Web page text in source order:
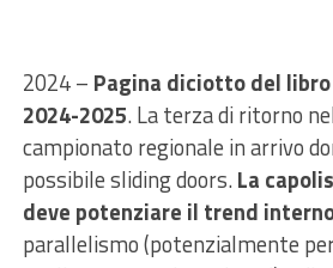
2024 – Pagina diciotto del
2024-2025. La terza di ritorno
campionato regionale in arrivo
possibile sliding doors.La
deve potenziare il trend
parallelismo (potenzialmente